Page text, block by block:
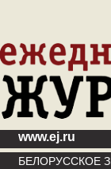
www.ej.ru
БЕЛОРУССКОЕ